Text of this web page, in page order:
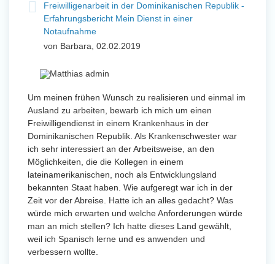
Freiwilligenarbeit in der Dominikanischen Republik -
Erfahrungsbericht Mein Dienst in einer
Notaufnahme
von Barbara, 02.02.2019
Um meinen frühen Wunsch zu realisieren und einmal im
Ausland zu arbeiten, bewarb ich mich um einen
Freiwilligendienst in einem Krankenhaus in der
Dominikanischen Republik. Als Krankenschwester war
ich sehr interessiert an der Arbeitsweise, an den
Möglichkeiten, die die Kollegen in einem
lateinamerikanischen, noch als Entwicklungsland
bekannten Staat haben. Wie aufgeregt war ich in der
Zeit vor der Abreise. Hatte ich an alles gedacht? Was
würde mich erwarten und welche Anforderungen würde
man an mich stellen? Ich hatte dieses Land gewählt,
weil ich Spanisch lerne und es anwenden und
verbessern wollte.